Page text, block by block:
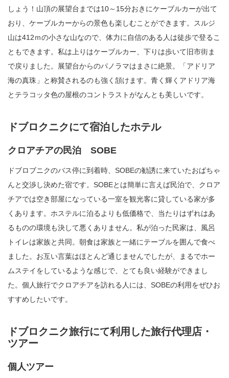
しょう！山頂の展望台までは10～15分おきにケーブルカーが出て
おり、ケーブルカーからの景色も楽しむことができます。スルジ
山は412ｍの小さな山なので、体力に自信のある人は徒歩で登るこ
ともできます。私は上りはケーブルカー、下りは歩いて旧市街ま
で戻りました。展望台からのパノラマはまさに絶景。「アドリア
海の真珠」と称賛されるのも強く頷けます。青く輝くアドリア海
とテラコッタ色の屋根のコントラストがなんとも美しいです。
ドブロクニクにて宿泊したホテル
クロアチアの民泊 SOBE
ドブロブニクのバス停に到着時、SOBEの勧誘に来ていたおばちゃ
んと交渉し決めた宿です。SOBEとは簡単に言えば民泊で、クロア
チアでは空き部屋になっている一室を観光客に貸している家が多
くあります。ホステルに泊るよりも低価格で、当たりはずれはあ
るものの環境も決して悪くありません。私が泊った民家は、風呂
トイレは家族と共同。朝食は家族と一緒にテーブルを囲んで食べ
ました。お互い言葉はほとんど通じませんでしたが、まるでホー
ムステイをしているような感じで、とても良い経験ができまし
た。個人旅行でクロアチアを訪れる人には、SOBEの利用をぜひお
すすめしたいです。
ドブロクニク旅行にて利用した旅行代理店・
ツアー
個人ツアー